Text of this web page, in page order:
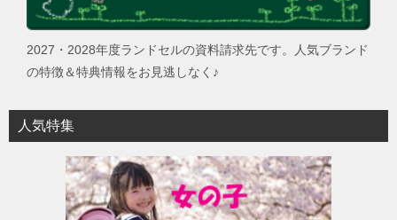
2027・2028年度ランドセルの資料請求先です。人気ブランド
の特徴＆特典情報をお見逃しなく♪
人気特集